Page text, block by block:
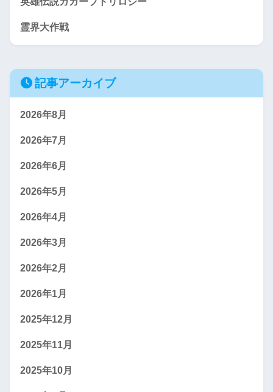
霊界大作戦
記事アーカイブ
2026年8月
2026年7月
2026年6月
2026年5月
2026年4月
2026年3月
2026年2月
2026年1月
2025年12月
2025年11月
2025年10月